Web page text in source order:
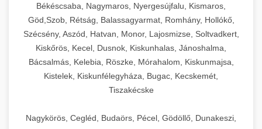
Békéscsaba, Nagymaros, Nyergesújfalu, Kismaros,
Göd,Szob, Rétság, Balassagyarmat, Romhány, Hollókő,
Szécsény, Aszód, Hatvan, Monor, Lajosmizse, Soltvadkert,
Kiskőrös, Kecel, Dusnok, Kiskunhalas, Jánoshalma,
Bácsalmás, Kelebia, Röszke, Mórahalom, Kiskunmajsa,
Kistelek, Kiskunfélegyháza, Bugac, Kecskemét,
Tiszakécske
Nagykörös, Cegléd, Budaörs, Pécel, Gödöllő, Dunakeszi,